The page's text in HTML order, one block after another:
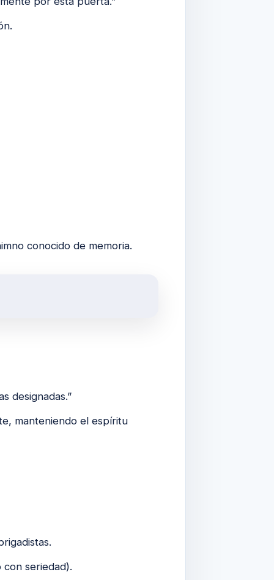
conocido de memoria.
designadas.”
manteniendo el espíritu
seriedad).